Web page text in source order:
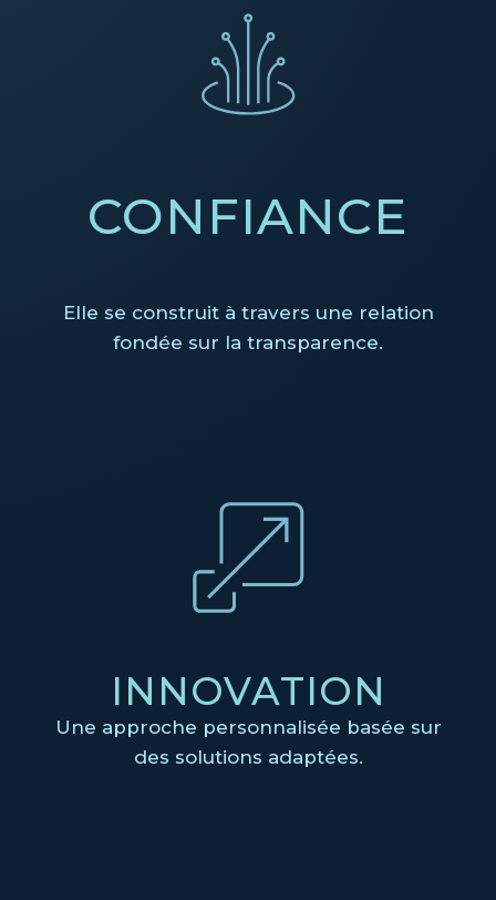
CONFIANCE
Elle se construit à travers une relation
fondée sur la transparence.
INNOVATION
Une approche personnalisée basée sur
des solutions adaptées.